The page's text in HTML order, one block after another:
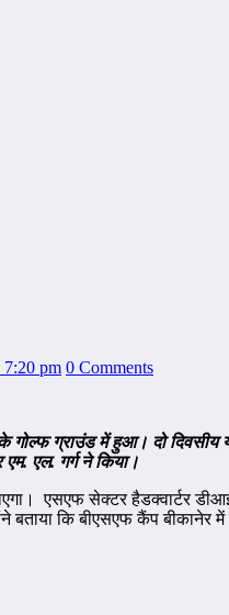
7:20 pm 0 Comments
गोल्फ ग्राउंड में हुआ। दो दिवसीय
एल. गर्ग ने किया।
एसएफ सेक्टर हैडक्वार्टर
बताया कि बीएसएफ कैंप बीकानेर